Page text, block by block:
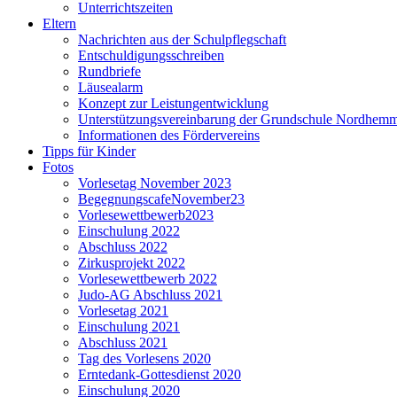
Unterrichtszeiten
Eltern
Nachrichten aus der Schulpflegschaft
Entschuldigungsschreiben
Rundbriefe
Läusealarm
Konzept zur Leistungentwicklung
Unterstützungsvereinbarung der Grundschule
Informationen des Fördervereins
Tipps für Kinder
Fotos
Vorlesetag November 2023
BegegnungscafeNovember23
Vorlesewettbewerb2023
Einschulung 2022
Abschluss 2022
Zirkusprojekt 2022
Vorlesewettbewerb 2022
Judo-AG Abschluss 2021
Vorlesetag 2021
Einschulung 2021
Abschluss 2021
Tag des Vorlesens 2020
Erntedank-Gottesdienst 2020
Einschulung 2020